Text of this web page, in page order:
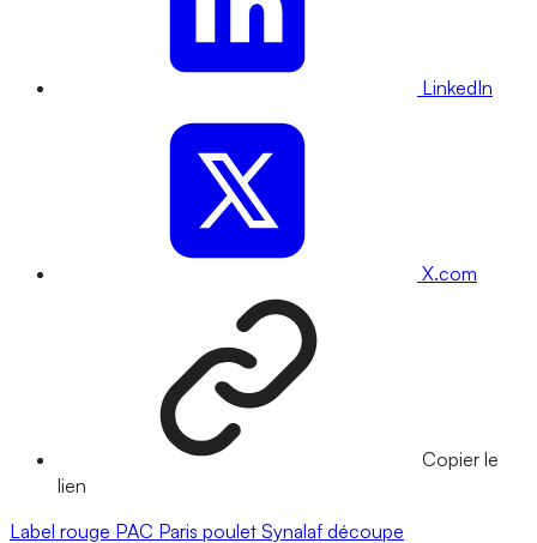
LinkedIn
X.com
Copier le
lien
Label rouge PAC Paris poulet Synalaf découpe